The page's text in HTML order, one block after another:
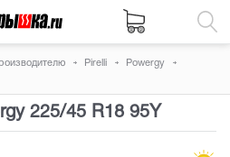
Pirelli
Powergy
225/45 R18 95Y